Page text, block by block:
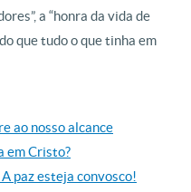
a “honra da vida de
que tudo o que tinha em
ao nosso alcance
em Cristo?
paz esteja convosco!